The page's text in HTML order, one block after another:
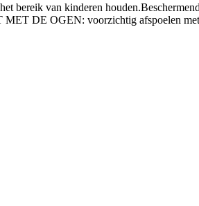
bereik van kinderen houden.
DE OGEN: voorzichtig afspoelen met